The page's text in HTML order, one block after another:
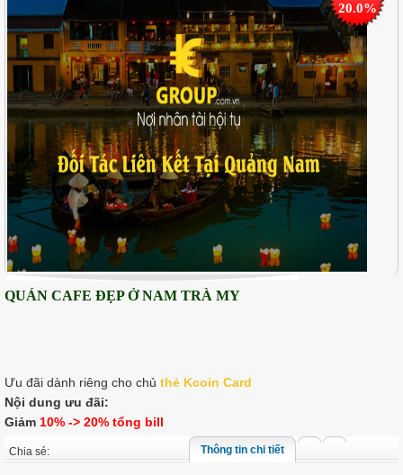
QUÁN CAFE ĐẸP Ở NAM TRÀ MY
Ưu đãi dành riêng cho chủ thẻ Kcoin Card
Nội dung ưu đãi:
Giảm 10% -> 20% tổng bill
20.0%
Thông tin chi tiết
Chia sẻ: